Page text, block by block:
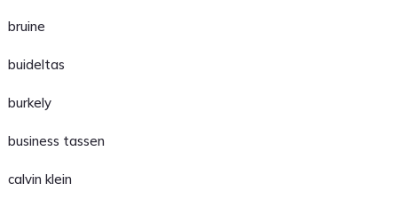
bruine
buideltas
burkely
business tassen
calvin klein